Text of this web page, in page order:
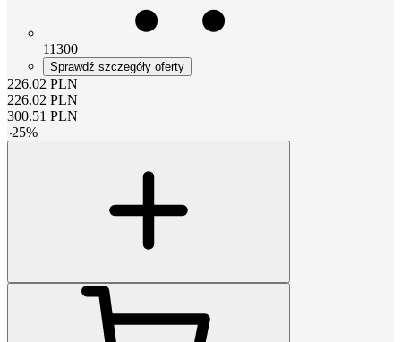
11300
Sprawdź szczegóły oferty
226.02 PLN
226.02 PLN
300.51 PLN
-25%